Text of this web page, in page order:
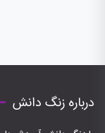
درباره زنگ دانش